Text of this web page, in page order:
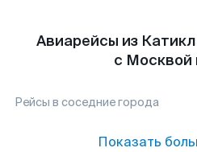
Авиарейсы из
с Москвой
Рейсы в соседние города
Показать